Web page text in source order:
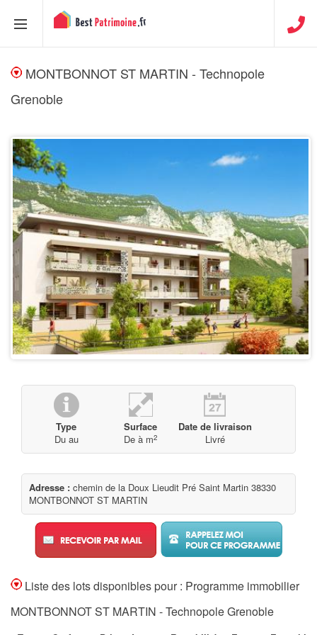
MONTBONNOT ST MARTIN - Technopole
Grenoble
Type
Du au
Surface
De à m2
Date de livraison
Livré
Adresse : chemin de la Doux Lieudit Pré Saint Martin 38330
MONTBONNOT ST MARTIN
Liste des lots disponibles pour : Programme immobilier
MONTBONNOT ST MARTIN - Technopole Grenoble